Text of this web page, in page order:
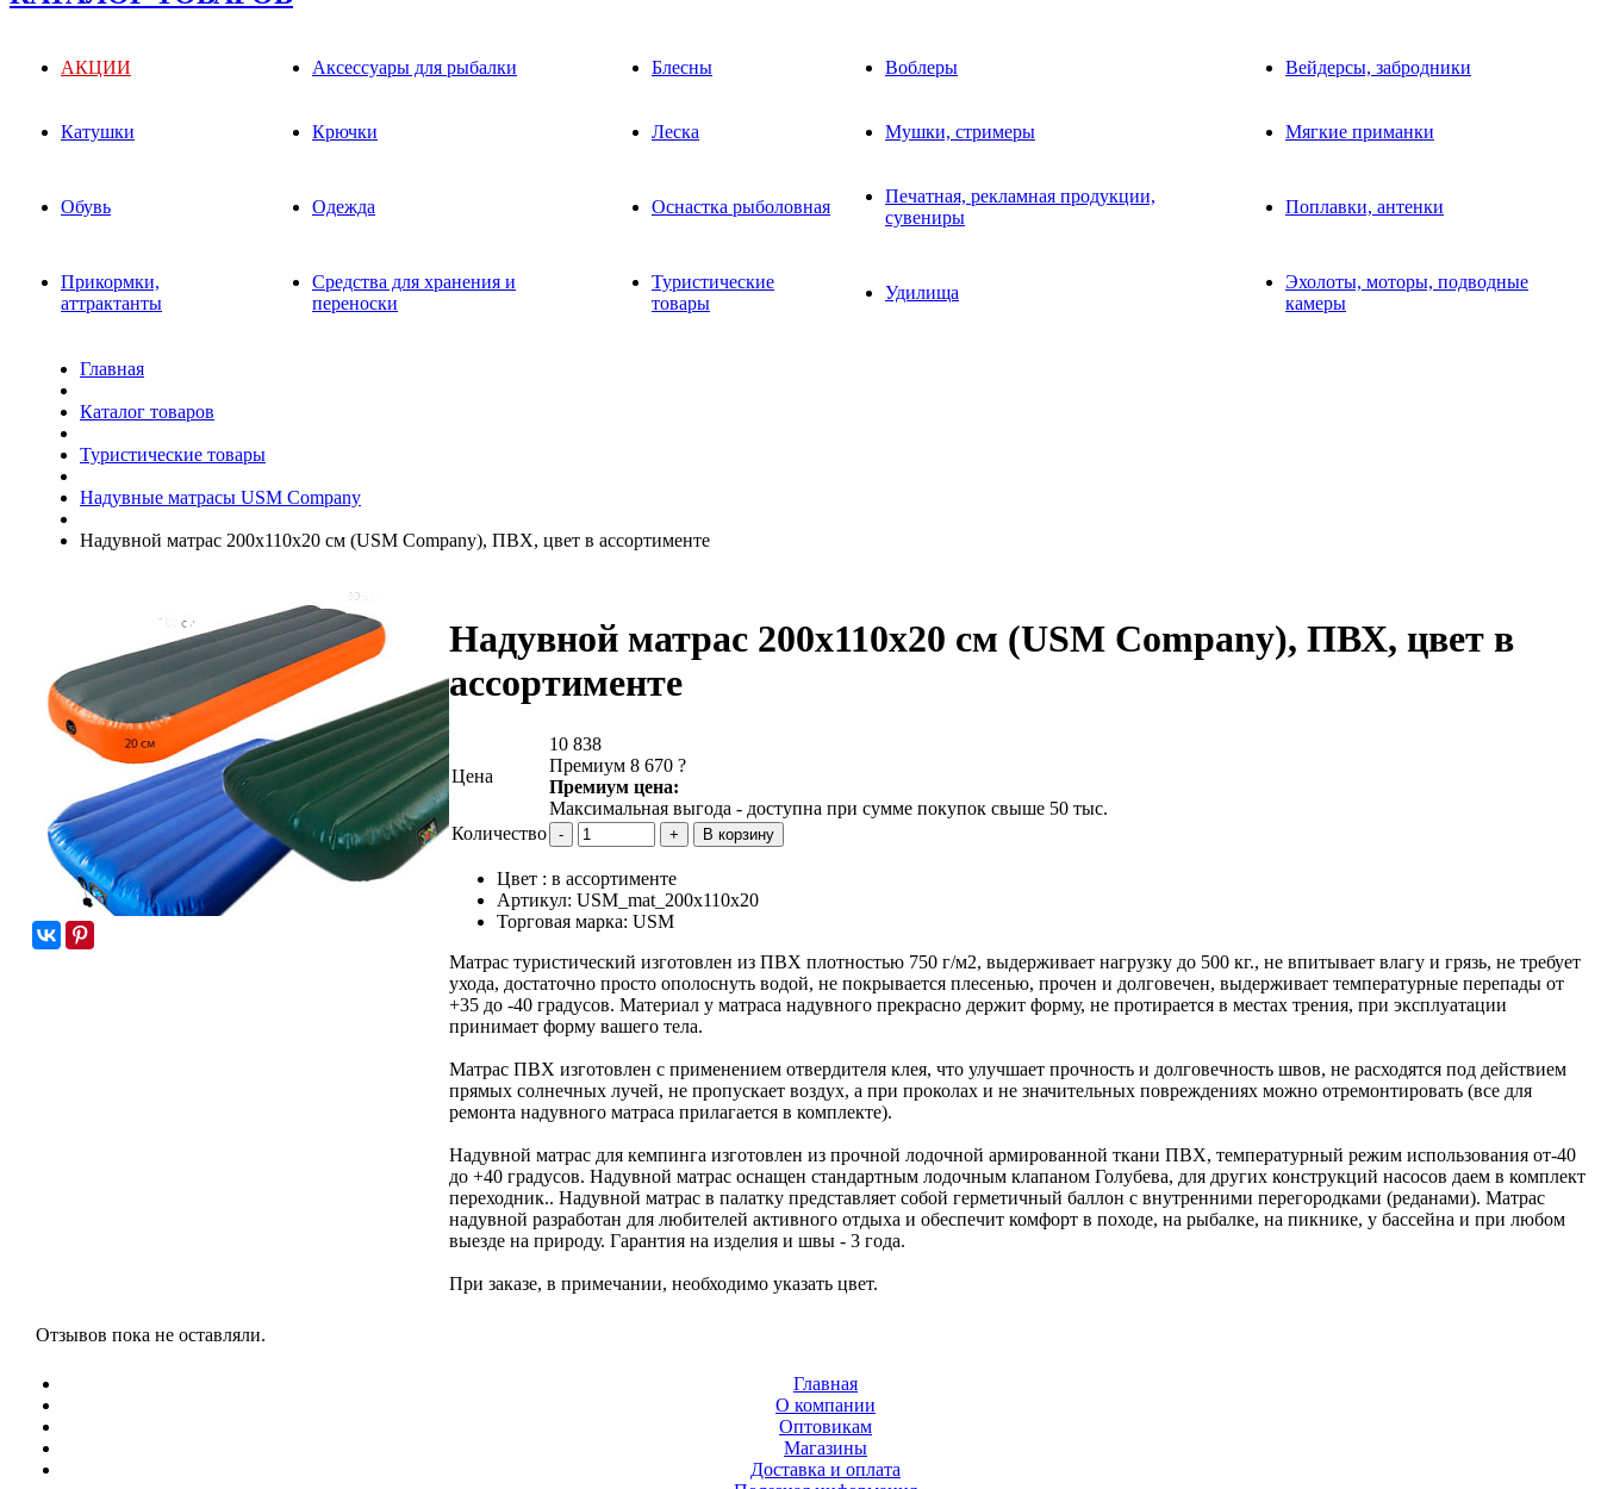
АКЦИИ Аксессуары для рыбалки Блесны Воблеры Вейдерсы, забродники
Катушки Крючки Леска Мушки, стримеры Мягкие приманки
Обувь Одежда Оснастка рыболовная
Печатная, рекламная продукции,
сувениры
Поплавки, антенки
Прикормки,
аттрактанты
Средства для хранения и
переноски
Туристические
товары
Удилища
Эхолоты, моторы, подводные
камеры
Главная
Каталог товаров
Туристические товары
Надувные матрасы USM Company
Надувной матрас 200х110х20 см (USM Company), ПВХ, цвет в ассортименте
Надувной матрас 200х110х20 см (USM Company), ПВХ, цвет в
ассортименте
Цена
10 838
Премиум 8 670 ?
Премиум цена:
Максимальная выгода - доступна при сумме покупок свыше 50 тыс.
Количество
Цвет : в ассортименте
Артикул: USM_mat_200x110x20
Торговая марка: USM
Матрас туристический изготовлен из ПВХ плотностью 750 г/м2, выдерживает нагрузку до 500 кг., не впитывает влагу и грязь, не требует
ухода, достаточно просто ополоснуть водой, не покрывается плесенью, прочен и долговечен, выдерживает температурные перепады от
+35 до -40 градусов. Материал у матраса надувного прекрасно держит форму, не протирается в местах трения, при эксплуатации
принимает форму вашего тела.
Матрас ПВХ изготовлен с применением отвердителя клея, что улучшает прочность и долговечность швов, не расходятся под действием
прямых солнечных лучей, не пропускает воздух, а при проколах и не значительных повреждениях можно отремонтировать (все для
ремонта надувного матраса прилагается в комплекте).
Надувной матрас для кемпинга изготовлен из прочной лодочной армированной ткани ПВХ, температурный режим использования от-40
до +40 градусов. Надувной матрас оснащен стандартным лодочным клапаном Голубева, для других конструкций насосов даем в комплект
переходник.. Надувной матрас в палатку представляет собой герметичный баллон с внутренними перегородками (реданами). Матрас
надувной разработан для любителей активного отдыха и обеспечит комфорт в походе, на рыбалке, на пикнике, у бассейна и при любом
выезде на природу. Гарантия на изделия и швы - 3 года.
При заказе, в примечании, необходимо указать цвет.
Отзывов пока не оставляли.
Главная
О компании
Оптовикам
Магазины
Доставка и оплата